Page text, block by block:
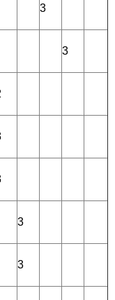
3
3
3
3